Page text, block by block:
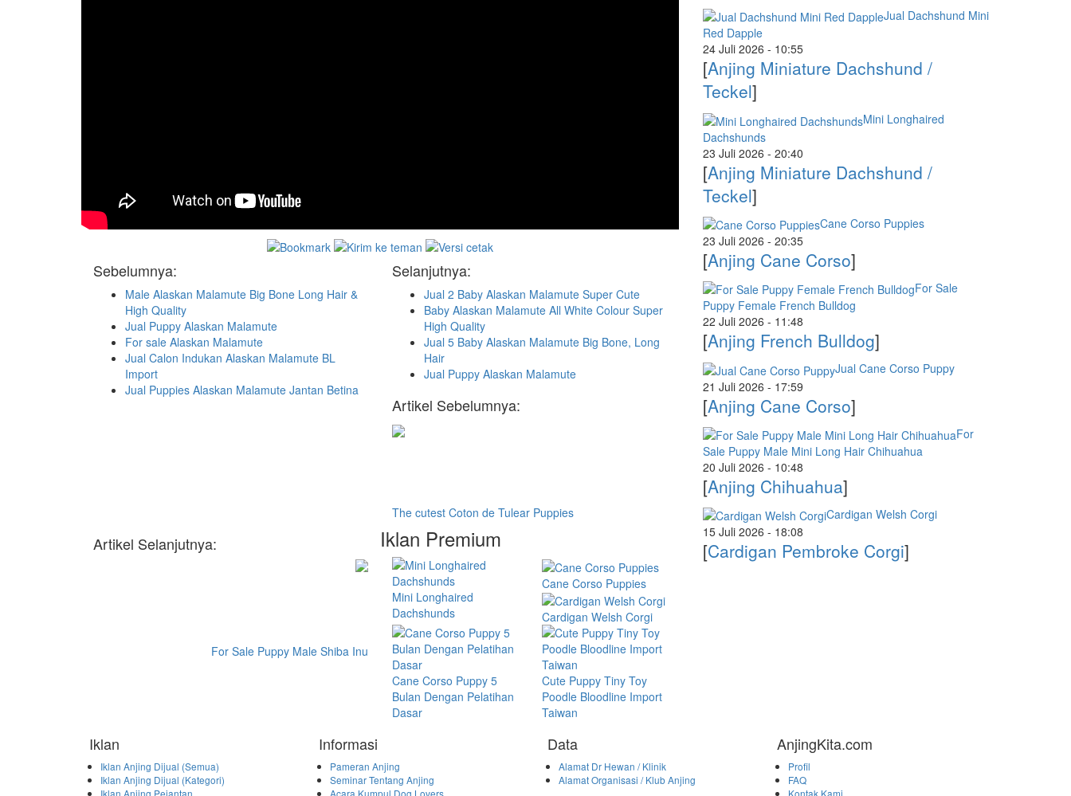
Sebelumnya:
Male Alaskan Malamute Big Bone Long Hair &
High Quality
Jual Puppy Alaskan Malamute
For sale Alaskan Malamute
Jual Calon Indukan Alaskan Malamute BL
Import
Jual Puppies Alaskan Malamute Jantan Betina
Selanjutnya:
Jual 2 Baby Alaskan Malamute Super Cute
Baby Alaskan Malamute All White Colour Super
High Quality
Jual 5 Baby Alaskan Malamute Big Bone, Long
Hair
Jual Puppy Alaskan Malamute
Artikel Sebelumnya:
The cutest Coton de Tulear Puppies
Artikel Selanjutnya:
For Sale Puppy Male Shiba Inu
Iklan Premium
Mini Longhaired
Dachshunds
Cane Corso Puppies
Cardigan Welsh Corgi
Cane Corso Puppy 5
Bulan Dengan Pelatihan
Dasar
Cute Puppy Tiny Toy
Poodle Bloodline Import
Taiwan
Jual Dachshund Mini
Red Dapple
24 Juli 2026 - 10:55
[Anjing Miniature Dachshund /
Teckel]
Mini Longhaired
Dachshunds
23 Juli 2026 - 20:40
[Anjing Miniature Dachshund /
Teckel]
Cane Corso Puppies
23 Juli 2026 - 20:35
[Anjing Cane Corso]
For Sale
Puppy Female French Bulldog
22 Juli 2026 - 11:48
[Anjing French Bulldog]
Jual Cane Corso Puppy
21 Juli 2026 - 17:59
[Anjing Cane Corso]
For
Sale Puppy Male Mini Long Hair Chihuahua
20 Juli 2026 - 10:48
[Anjing Chihuahua]
Cardigan Welsh Corgi
15 Juli 2026 - 18:08
[Cardigan Pembroke Corgi]
Iklan
Iklan Anjing Dijual (Semua)
Iklan Anjing Dijual (Kategori)
Iklan Anjing Pejantan
Informasi
Pameran Anjing
Seminar Tentang Anjing
Acara Kumpul Dog Lovers
Data
Alamat Dr Hewan / Klinik
Alamat Organisasi / Klub Anjing
AnjingKita.com
Profil
FAQ
Kontak Kami